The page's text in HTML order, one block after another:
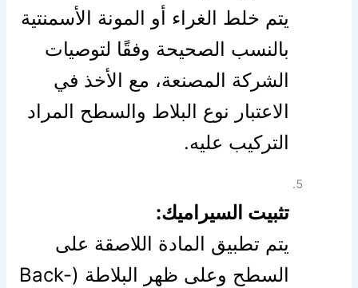
يتم خلط الغراء أو المونة الأسمنتية
بالنسب الصحيحة وفقًا لتوصيات
الشركة المصنعة، مع الأخذ في
الاعتبار نوع البلاط والسطح المراد
التركيب عليه.
تثبيت السيراميك:
يتم تطبيق المادة اللاصقة على
السطح وعلى ظهر البلاطة (Back-